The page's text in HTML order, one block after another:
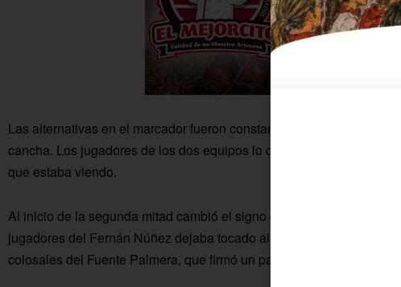
Las alternativas en el marcador fueron constantes, con un ritmo
cancha. Los jugadores de los dos equipos lo daban todo y
que estaba viendo.
Al inicio de la segunda mitad cambió el signo del partido. La quinta
jugadores del Fernán Núñez dejaba tocado al conjunto visitante.
colosales del Fuente Palmera, que firmó un parcial de 8-0 para irse